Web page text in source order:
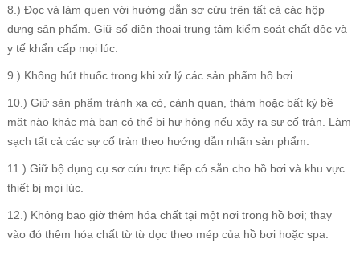
8.) Đọc và làm quen với hướng dẫn sơ cứu trên tất cả các hộp
đựng sản phẩm. Giữ số điện thoại trung tâm kiểm soát chất độc và
y tế khẩn cấp mọi lúc.
9.) Không hút thuốc trong khi xử lý các sản phẩm hồ bơi.
10.) Giữ sản phẩm tránh xa cỏ, cảnh quan, thảm hoặc bất kỳ bề
mặt nào khác mà bạn có thể bị hư hỏng nếu xảy ra sự cố tràn. Làm
sạch tất cả các sự cố tràn theo hướng dẫn nhãn sản phẩm.
11.) Giữ bộ dụng cụ sơ cứu trực tiếp có sẵn cho hồ bơi và khu vực
thiết bị mọi lúc.
12.) Không bao giờ thêm hóa chất tại một nơi trong hồ bơi; thay
vào đó thêm hóa chất từ từ dọc theo mép của hồ bơi hoặc spa.